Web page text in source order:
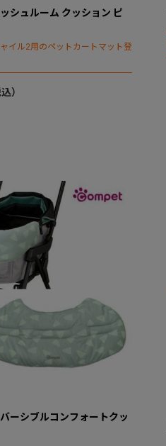
シュルーム クッション ピ
イル2用のペットカートマット登
ーシブルコンフォートクッ